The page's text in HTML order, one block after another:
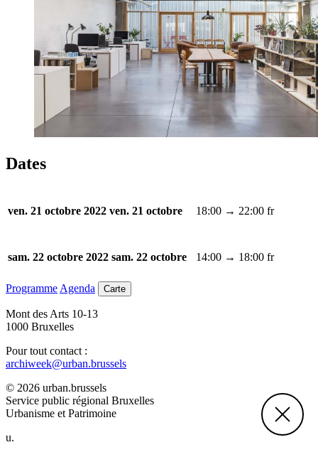
Dates
ven. 21 octobre 2022 ven. 21 octobre 18:00 → 22:00 fr
sam. 22 octobre 2022 sam. 22 octobre 14:00 → 18:00 fr
Programme Agenda Carte
Mont des Arts 10-13
1000 Bruxelles
Pour tout contact :
archiweek@urban.brussels
© 2026 urban.brussels
Service public régional Bruxelles
Urbanisme et Patrimoine
u.